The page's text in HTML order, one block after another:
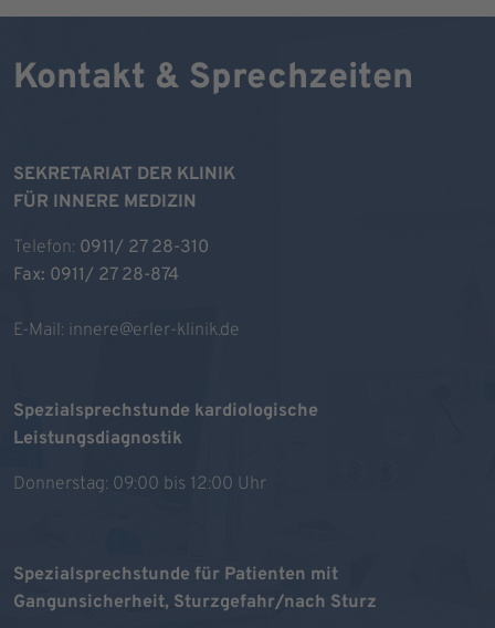
Kontakt & Sprechzeiten
SEKRETARIAT DER KLINIK
FÜR INNERE MEDIZIN
Telefon: 0911/ 27 28-310
Fax: 0911/ 27 28-874
E-Mail: innere@erler-klinik.de
Spezialsprechstunde kardiologische
Leistungsdiagnostik
Donnerstag: 09:00 bis 12:00 Uhr
Spezialsprechstunde für Patienten mit
Gangunsicherheit, Sturzgefahr/nach Sturz